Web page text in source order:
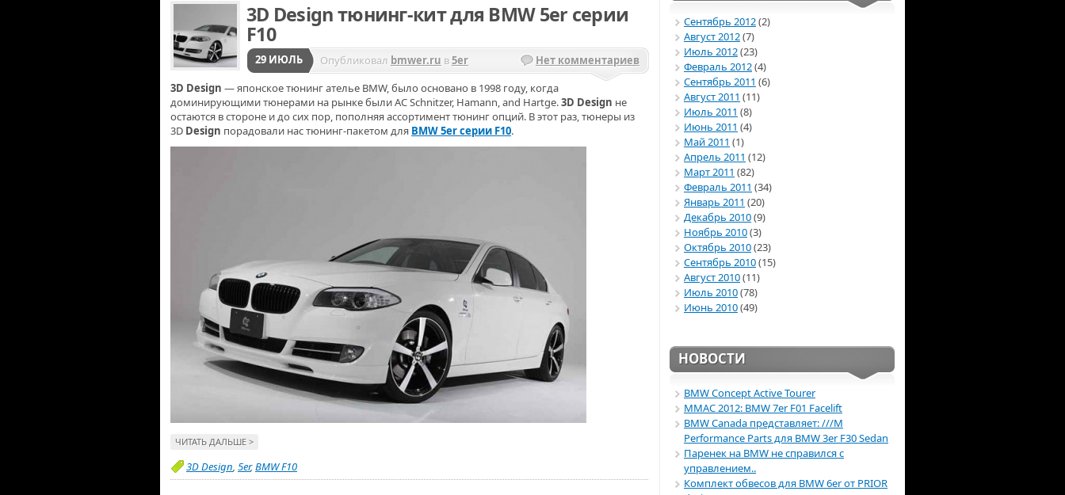
3D Design тюнинг-кит для BMW 5er серии
F10
29 ИЮЛЬ Опубликовал bmwer.ru в5er
Нет комментариев
3D Design — японское тюнинг ателье BMW, было основано в 1998 году, когда
доминирующими тюнерами на рынке были AC Schnitzer, Hamann, and Hartge.3D Design не
остаются в стороне и до сих пор, пополняя ассортимент тюнинг опций. В этот раз, тюнеры из
3D Design порадовали нас тюнинг-пакетом для BMW 5er серии F10.
ЧИТАТЬ ДАЛЬШЕ >
3D Design 5er,BMW F10
Сентябрь 2012(2)
Август 2012(7)
Июль 2012(23)
Февраль 2012(4)
Сентябрь 2011 (6)
Август 2011 (11)
Июль 2011 (8)
Июнь 2011 (4)
Май 2011 (1)
Апрель 2011 (12)
Март 2011 (82)
Февраль 2011 (34)
Январь 2011 (20)
Декабрь 2010(9)
Ноябрь 2010(3)
Октябрь 2010(23)
Сентябрь 2010(15)
Август 2010(11)
Июль 2010(78)
Июнь 2010(49)
НОВОСТИ
BMW Concept Active Tourer
ММАС 2012: BMW 7er F01 Facelift
BMW Canada представляет: ///M
Performance Parts для BMW 3er F30 Sedan
Паренек на BMW не справился с
управлением..
Комплект обвесов для BMW 6er от PRIOR